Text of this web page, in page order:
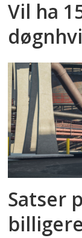
Vil ha
Satser